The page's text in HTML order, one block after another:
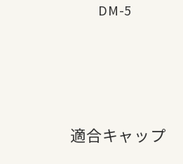
DM-5
適合キャップ